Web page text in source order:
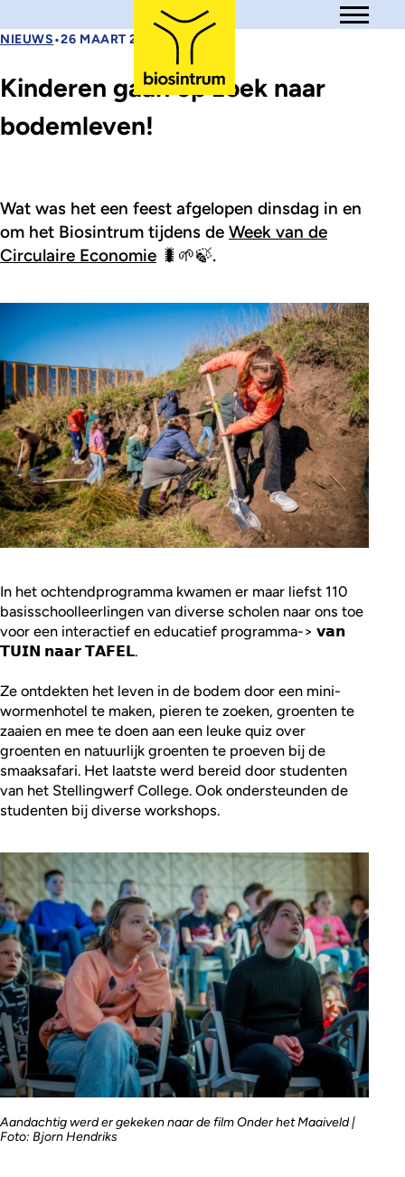
Open
NIEUWS•26 MAART 2025
Kinderen gaan op zoek naar
bodemleven!
Wat was het een feest afgelopen dinsdag in en
om het Biosintrum tijdens de Week van de
Circulaire Economie 🐛🌱🍃.
In het ochtendprogramma kwamen er maar liefst 110
basisschoolleerlingen van diverse scholen naar ons toe
voor een interactief en educatief programma-> 𝘃𝗮𝗻
𝗧𝗨𝗜𝗡 𝗻𝗮𝗮𝗿 𝗧𝗔𝗙𝗘𝗟.
Ze ontdekten het leven in de bodem door een mini-
wormenhotel te maken, pieren te zoeken, groenten te
zaaien en mee te doen aan een leuke quiz over
groenten en natuurlijk groenten te proeven bij de
smaaksafari. Het laatste werd bereid door studenten
van het Stellingwerf College. Ook ondersteunden de
studenten bij diverse workshops.
Aandachtig werd er gekeken naar de film Onder het Maaiveld |
Foto: Bjorn Hendriks